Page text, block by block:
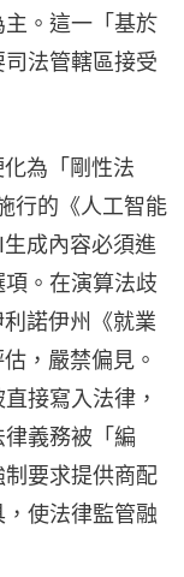
。這一「基於
法管轄區接受
為「剛性法
行的《人工智能
成內容必須進
。在演算法歧
諾伊州《就業
，嚴禁偏見。
接寫入法律，
義務被「編
要求提供商配
使法律監管融